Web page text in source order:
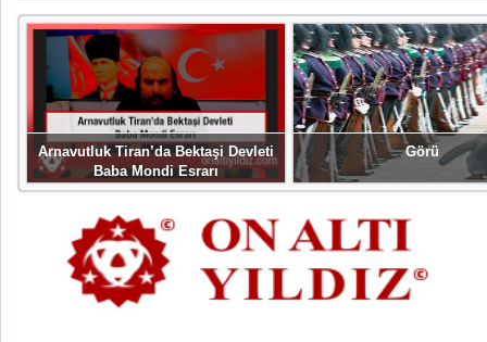
Arnavutluk Tiran’da Bektaşi Devleti
Baba Mondi Esrarı
Görü